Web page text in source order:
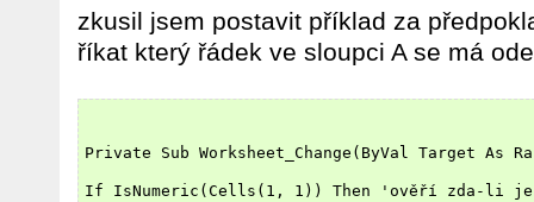
zkusil jsem postavit příklad za
říkat který řádek ve sloupci A se má
Private Sub Worksheet_Change(ByVal Target As
If IsNumeric(Cells(1, 1)) Then 'ověří zda-li je